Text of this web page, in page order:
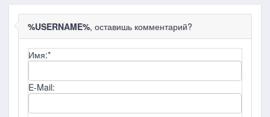
%USERNAME%, оставишь комментарий?
Имя:*
E-Mail: